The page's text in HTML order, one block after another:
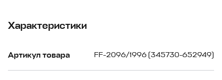
Характеристики
Артикул товара FF-2096/1996 (345730-652949)